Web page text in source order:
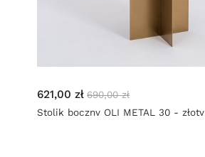
621,00 zł 690,00 zł
Stolik boczny OLI METAL 30 - złoty